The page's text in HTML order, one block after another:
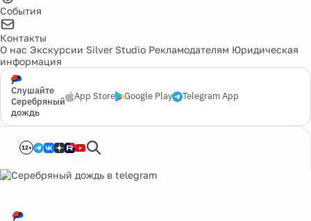
События
Контакты
О нас Экскурсии Silver Studio Рекламодателям Юридическая
информация
Слушайте
Серебряный
дождь
App Store Google Play Telegram App
12+